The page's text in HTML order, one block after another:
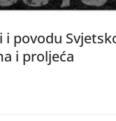
povodu
i proljeća